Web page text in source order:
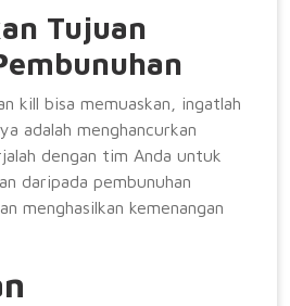
Tujuan
kill bisa memuaskan, ingatlah
adalah menghancurkan
dengan tim Anda untuk
daripada pembunuhan
menghasilkan kemenangan